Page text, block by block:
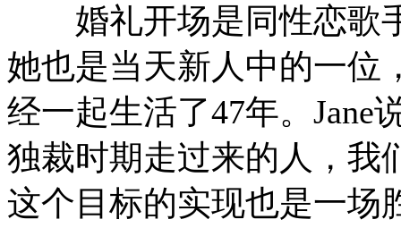
婚礼开场是同性恋歌手
她也是当天新人中的一位
经一起生活了47年。Jane
独裁时期走过来的人，我
这个目标的实现也是一场